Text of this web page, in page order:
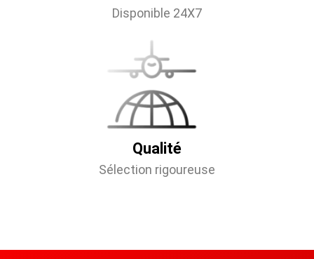
Disponible 24X7
Qualité
Sélection rigoureuse